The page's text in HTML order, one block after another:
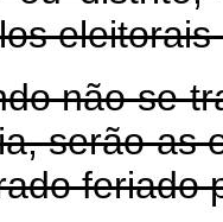
não se
serão as
feriado